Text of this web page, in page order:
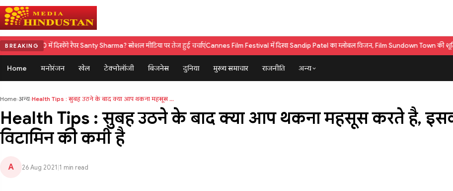
BREAKING
रैपर Santy Sharma? सोशल मीडिया पर तेज हुई चर्चाएंCannes Film Festival में दिखा Sandip Patel का ग्लोबल विजन, Film Sundown Town की शूटिंग शुरूSanty
Home मनोरंजन खेल टेक्नोलॉजी बिजनेस दुनिया मुख्य समाचार राजनीति अन्य
Home›अन्य›Health Tips : सुबह उठने के बाद क्या आप थकना महसूस ...
Health Tips : सुबह उठने के बाद क्या आप थकना महसूस करते है,
विटामिन की कमी है
A 26 Aug 2021 1 min read